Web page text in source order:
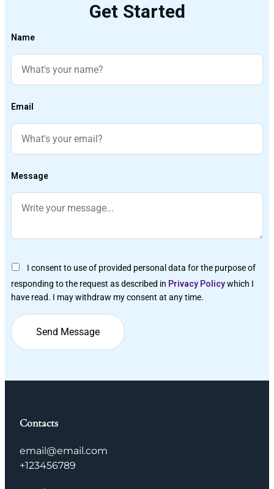
Get Started
Name
Email
Message
I consent to use of provided personal data for the purpose of
responding to the request as described in Privacy Policywhich I
have read. I may withdraw my consent at any time.
Contacts
email@email.com
+123456789